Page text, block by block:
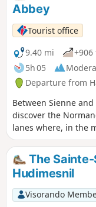
at the valley
Abbey
Tourist office
9.40 mi
+906
5h 05
Departure from
Between Sienne
discover the
lanes where, in the
cows, originally
the region's
Hambye Abbey
house.
The
Hudimesnil
Visorando